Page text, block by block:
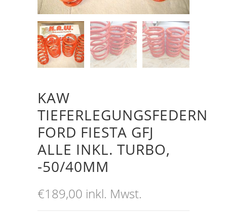
KAW
TIEFERLEGUNGSFEDERN
FORD FIESTA GFJ
ALLE INKL. TURBO,
-50/40MM
€189,00 inkl. Mwst.